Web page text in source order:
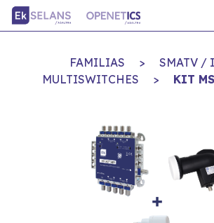
FAMILIAS > SMATV /
MULTISWITCHES
> KIT